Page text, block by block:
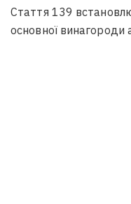
Стаття 139
основної винагороди